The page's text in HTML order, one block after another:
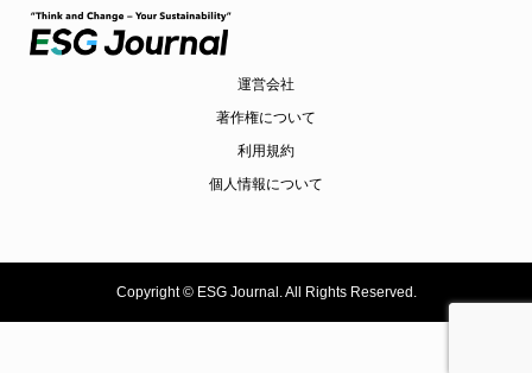
運営会社
著作権について
利用規約
個人情報について
Copyright ©ESG Journal. All Rights Reserved.